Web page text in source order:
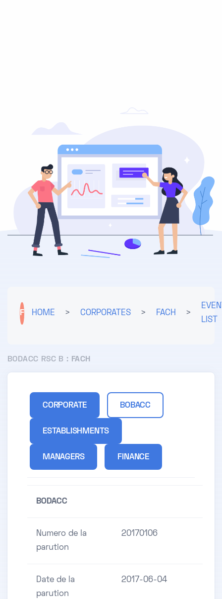
F HOME > CORPORATES > FACH >
LIST
BODACC RSC B : FACH
CORPORATE BOBACC
ESTABLISHMENTS
MANAGERS FINANCE
BODACC
Numero de la
parution
20170106
Date de la
parution
2017-06-04